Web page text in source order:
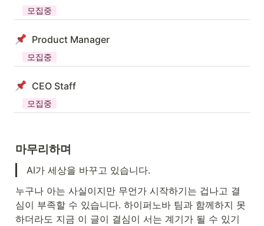
모집중
Product Manager
모집중
CEO Staff
모집중
마무리하며
AI가 세상을 바꾸고 있습니다.
누구나 아는 사실이지만 무언가 시작하기는 겁나고 결
심이 부족할 수 있습니다. 하이퍼노바 팀과 함께하지 못
하더라도 지금 이 글이 결심이 서는 계기가 될 수 있기